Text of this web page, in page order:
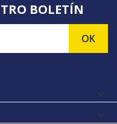
BOLETÍN

